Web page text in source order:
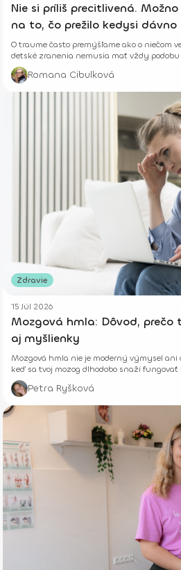
Nie si príliš precitlivená.
na to, čo prežilo kedysi dávno
O traume často premýšľame ako o niečom
detské zranenia nemusia mať vždy
Niekedy rastú potichu.
Romana Cibulková
Zdravie
15 Júl 2026
Mozgová hmla: Dôvod,
aj myšlienky
Mozgová hmla nie je moderný výmysel ani
keď sa tvoj mozog dlhodobo snaží
jeho biologické limity.
Petra Ryšková